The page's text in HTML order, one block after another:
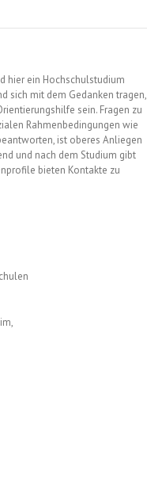
hier ein Hochschulstudium
sich mit dem Gedanken tragen,
sein. Fragen zu
Rahmenbedingungen wie
ist oberes Anliegen
und nach dem Studium gibt
bieten Kontakte zu